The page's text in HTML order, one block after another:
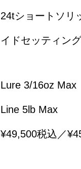
24tショートソリ
イドセッティング
Lure 3/16oz Max
Line 5lb Max
¥49,500税込／